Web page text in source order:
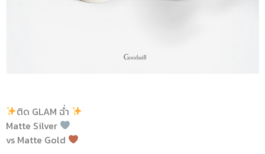
ติด GLAM ฉ่ำ
Matte Silver
vs Matte Gold